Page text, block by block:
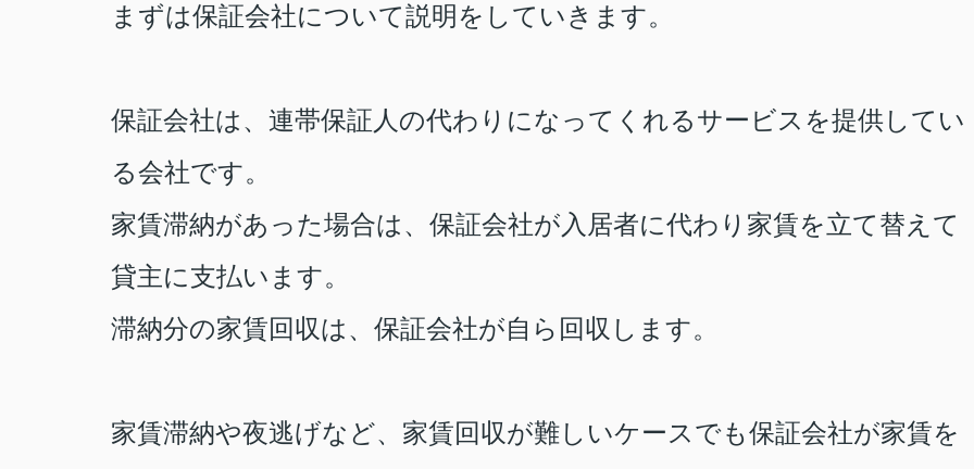
まずは保証会社について説明をしていきます。
保証会社は、連帯保証人の代わりになってくれるサービスを提供してい
る会社です。
家賃滞納があった場合は、保証会社が入居者に代わり家賃を立て替えて
貸主に支払います。
滞納分の家賃回収は、保証会社が自ら回収します。
家賃滞納や夜逃げなど、家賃回収が難しいケースでも保証会社が家賃を